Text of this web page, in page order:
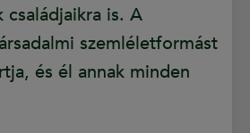
családjaikra is. A
szemléletformást
és él annak minden